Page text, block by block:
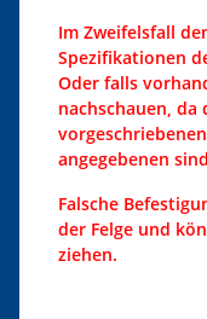
Im Zweifelsfall
Spezifikationen
Oder falls
nachschauen, da
angegebenen
Falsche
der Felge und
ziehen.